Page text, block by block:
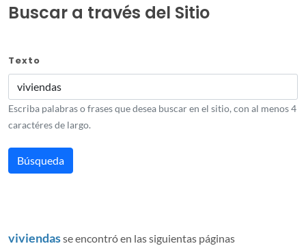
Buscar a través del Sitio
Texto
Escriba palabras o frases que desea buscar en el sitio, con al menos 4
caractéres de largo.
viviendasse encontró en las siguientas páginas